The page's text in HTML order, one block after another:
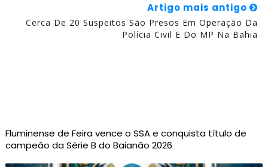
Artigo mais antigo
Cerca De 20 Suspeitos São Presos Em Operação Da
Polícia Civil E Do MP Na Bahia
Fluminense de Feira vence o SSA e conquista título de
campeão da Série B do Baianão 2026